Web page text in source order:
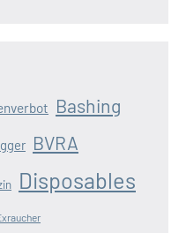
Bashing
BVRA
Disposables